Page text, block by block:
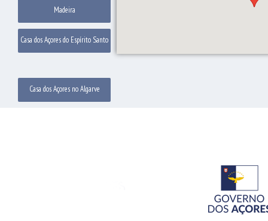
Madeira
Casa dos Açores do Espírito Santo
Casa dos Açores no Algarve